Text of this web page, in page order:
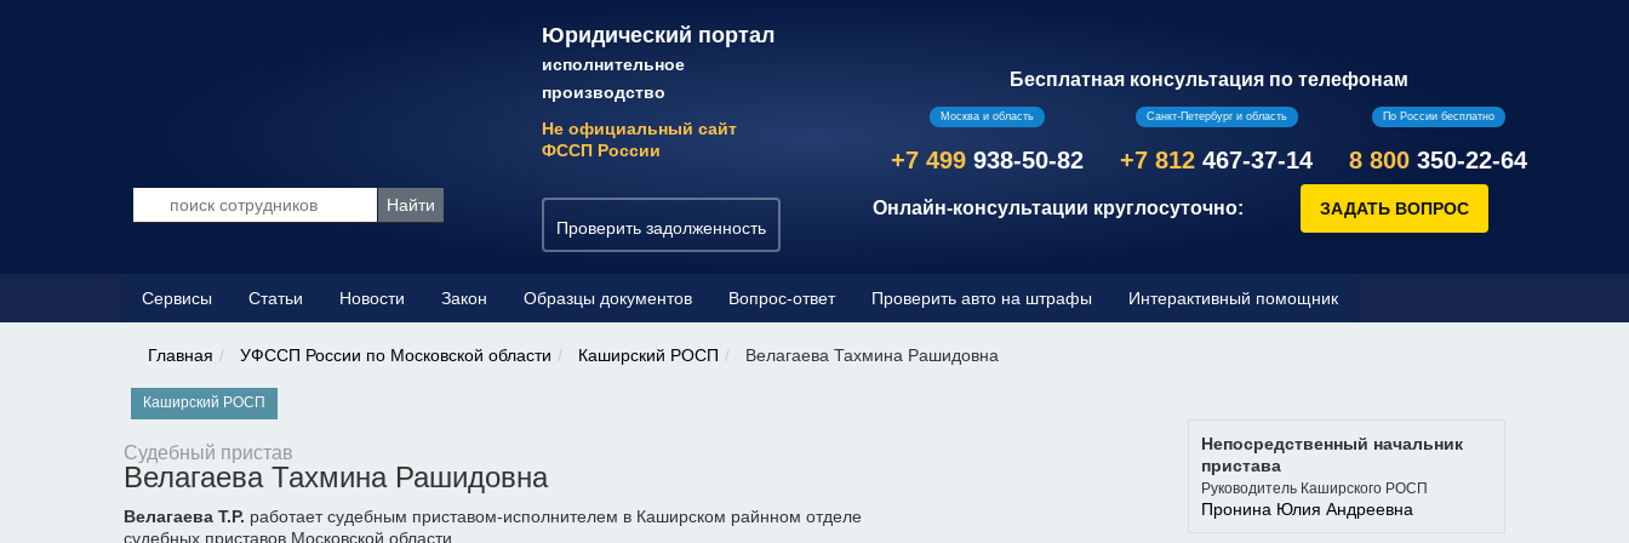
Юридический портал
исполнительное
производство
Не официальный сайт
ФССП России
Проверить задолженность
Бесплатная консультация по телефонам
Москва и область
+7 499 938-50-82
Санкт-Петербург и область
+7 812 467-37-14
По России бесплатно
8 800 350-22-64
Онлайн-консультации круглосуточно:
Сервисы Статьи Новости Закон Образцы документов Вопрос-ответ Проверить авто на штрафы Интерактивный помощник
Главная УФССП России по Московской области Каширский РОСП Велагаева Тахмина Рашидовна
Каширский РОСП
Судебный пристав
Велагаева Тахмина Рашидовна
Велагаева Т.Р. работает судебным приставом-исполнителем в Каширском райнном отделе
судебных приставов Московской области
Непосредственный начальник
пристава
Руководитель Каширского РОСП
Пронина Юлия Андреевна